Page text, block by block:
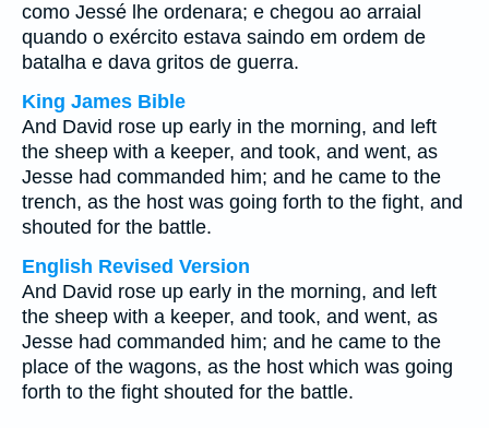
como Jessé lhe ordenara; e chegou ao arraial
quando o exército estava saindo em ordem de
batalha e dava gritos de guerra.
King James Bible
And David rose up early in the morning, and left
the sheep with a keeper, and took, and went, as
Jesse had commanded him; and he came to the
trench, as the host was going forth to the fight, and
shouted for the battle.
English Revised Version
And David rose up early in the morning, and left
the sheep with a keeper, and took, and went, as
Jesse had commanded him; and he came to the
place of the wagons, as the host which was going
forth to the fight shouted for the battle.